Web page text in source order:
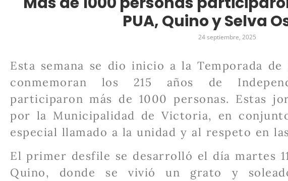
PUA, Quino y Selva
24 septiembre, 2025
Esta semana se dio inicio a la Temporada
conmemoran los 215 años de
participaron más de 1000 personas. Estas
por la Municipalidad de Victoria, en
especial llamado a la unidad y al respeto en
El primer desfile se desarrolló el día martes
Quino, donde se vivió un grato y